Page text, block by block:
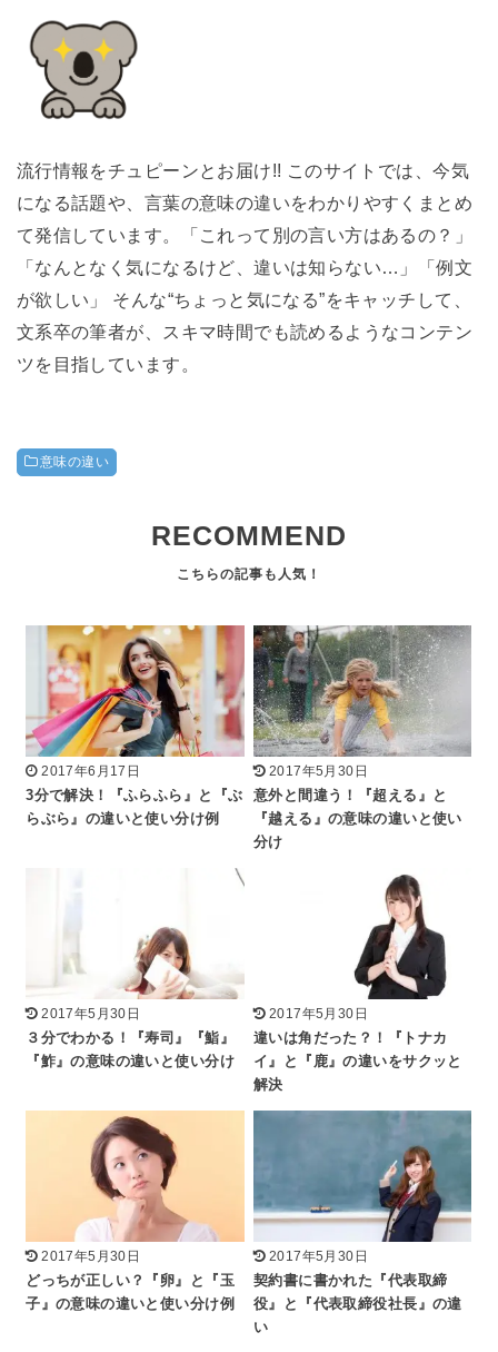
流行情報をチュピーンとお届け!! このサイトでは、今気
になる話題や、言葉の意味の違いをわかりやすくまとめ
て発信しています。「これって別の言い方はあるの？」
「なんとなく気になるけど、違いは知らない…」「例文
が欲しい」 そんな“ちょっと気になる”をキャッチして、
文系卒の筆者が、スキマ時間でも読めるようなコンテン
ツを目指しています。
意味の違い
RECOMMEND
2017年6月17日
3分で解決！『ふらふら』と『ぶ
らぶら』の違いと使い分け例
2017年5月30日
意外と間違う！『超える』と
『越える』の意味の違いと使い
分け
2017年5月30日
３分でわかる！『寿司』『鮨』
『鮓』の意味の違いと使い分け
2017年5月30日
違いは角だった？！『トナカ
イ』と『鹿』の違いをサクッと
解決
2017年5月30日
どっちが正しい？『卵』と『玉
子』の意味の違いと使い分け例
2017年5月30日
契約書に書かれた『代表取締
役』と『代表取締役社長』の違
い